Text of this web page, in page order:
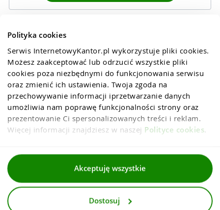
Polityka cookies
Serwis InternetowyKantor.pl wykorzystuje pliki cookies.
Możesz zaakceptować lub odrzucić wszystkie pliki
cookies poza niezbędnymi do funkcjonowania serwisu
oraz zmienić ich ustawienia. Twoja zgoda na
przechowywanie informacji iprzetwarzanie danych
umożliwia nam poprawę funkcjonalności strony oraz
prezentowanie Ci spersonalizowanych treści i reklam.
Więcej informacji znajdziesz w naszej Polityce cookies.
Akceptuję wszystkie
Dostosuj
Regulaminy
Dla mediów